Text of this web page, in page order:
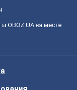
OBOZ.UA на месте